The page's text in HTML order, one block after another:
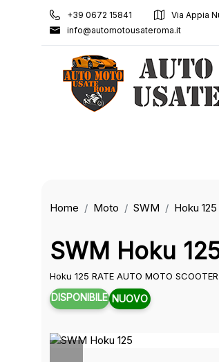
+39 0672 15841
Via Appia
info@automotousateroma.it
Home Moto SWM Hoku 125
SWM Hoku
Hoku 125 RATE AUTO MOTO SCOOTER
DISPONIBILE NUOVO